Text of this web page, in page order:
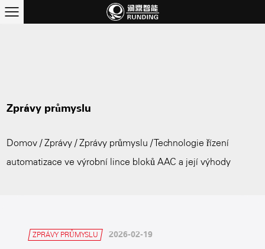
Zprávy průmyslu
Domov /Zprávy /Zprávy průmyslu /Technologie řízení
automatizace ve výrobní lince bloků AAC a její výhody
ZPRÁVY PRŮMYSLU 2026-02-19